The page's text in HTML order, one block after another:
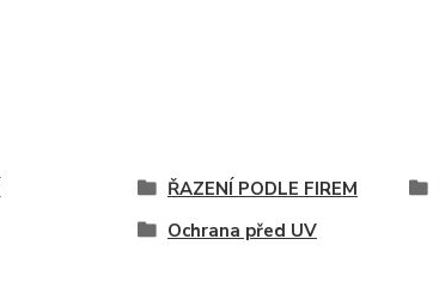
ŘAZENÍ PODLE FIREM
Ochrana před UV